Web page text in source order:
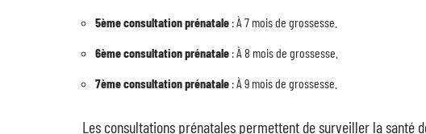
5ème consultation prénatale : À 7 mois de grossesse.
6ème consultation prénatale : À 8 mois de grossesse.
7ème consultation prénatale : À 9 mois de grossesse.
Les consultations prénatales permettent de surveiller la santé